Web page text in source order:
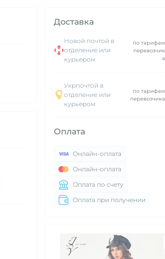
Доставка
Новой почтой в
отделение или
курьером
по тарифам
перевозчик
а
Укрпочтой в
отделение или
курьером
по тарифам
перевозчика
Оплата
Онлайн-оплата
Онлайн-оплата
Оплата по счету
Оплата при получении